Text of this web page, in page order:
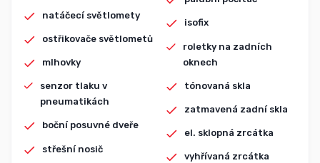
natáčecí světlomety
ostřikovače světlometů
mlhovky
senzor tlaku v
pneumatikách
boční posuvné dveře
střešní nosič
isofix
roletky na zadních
oknech
tónovaná skla
zatmavená zadní skla
el. sklopná zrcátka
vyhřívaná zrcátka